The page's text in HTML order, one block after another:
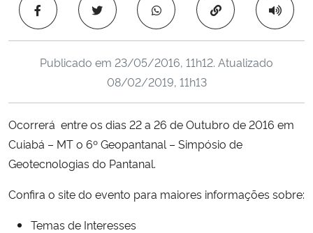
Ministério da Cidadania
Ministério da Ciência, Tecnologia, Inovações e Comunicações
Ministério do Meio Ambiente
Ministério do Turismo
Copiar para área
Publicado em 23/05/2016, 11h12. Atualizado
08/02/2019, 11h13
Ocorrerá entre os dias 22 a 26 de Outubro de 2016 em
Cuiabá – MT o 6º Geopantanal – Simpósio de
Geotecnologias do Pantanal.
Confira o site do evento para maiores informações sobre:
Temas de Interesses